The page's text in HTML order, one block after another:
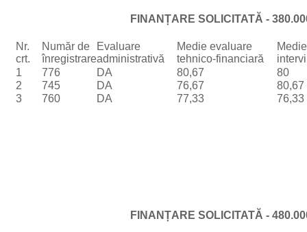
FINANȚARE SOLICITATĂ -
Nr.
crt.
Număr de
înregistrare
Evaluare
administrativă
Medie evaluare
tehnico-financiară
Medie
1
776 DA 80,67
80
2
745 DA 76,67
80,67
3
760 DA 77,33 76,33
FINANȚARE SOLICITATĂ -